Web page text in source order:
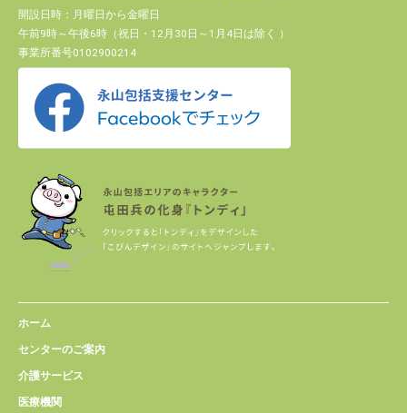
開設日時：月曜日から金曜日
午前9時～午後6時（祝日・12月30日～1月4日は除く ）
事業所番号0102900214
ホーム
センターのご案内
介護サービス
医療機関